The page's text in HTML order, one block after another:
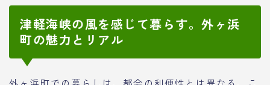
津軽海峡の風を感じて暮らす。外ヶ浜
町の魅力とリアル